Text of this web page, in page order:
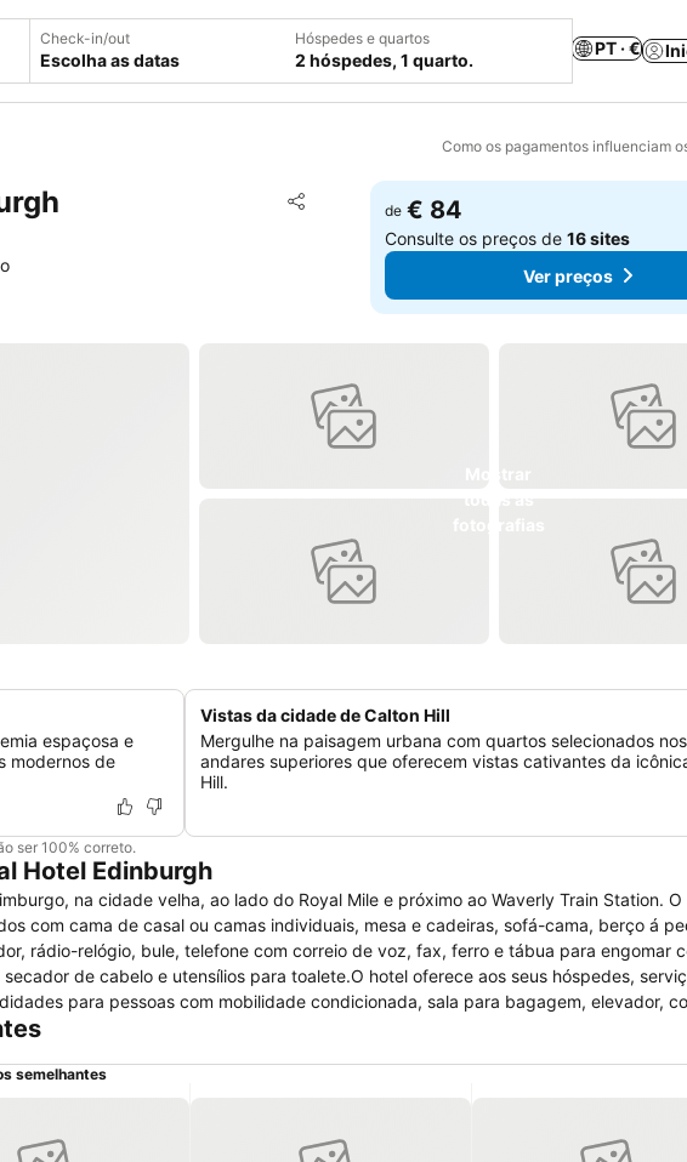
Check-in/out
Escolha as datas
Hóspedes e quartos
2 hóspedes, 1 quarto.
PT · €
Como os pagamentos influenciam
Partilhar
Adicionar aos favoritos
de € 84
Consulte os preços de16 sites
Ver preços
espaçosa e
modernos de
Vistas da cidade de Calton Hill
Mergulhe na paisagem urbana com quartos selecionados nos
andares superiores que oferecem vistas cativantes da
Hill.
ser 100% correto.
Hotel Edinburgh
na cidade velha, ao lado do Royal Mile e próximo ao Waverly Train Station.
com cama de casal ou camas individuais, mesa e cadeiras, sofá-cama, berço á
rádio-relógio, bule, telefone com correio de voz, fax, ferro e tábua para engomar
de cabelo e utensílios para toalete.O hotel oferece aos seus hóspedes,
para pessoas com mobilidade condicionada, sala para bagagem, elevador,
cortesia, facilidades para banquetes, serviços de lavanderia, lavagem á seco,
desfrutar também de bar, restaurante e passeios e atividades proporcionadas
semelhantes